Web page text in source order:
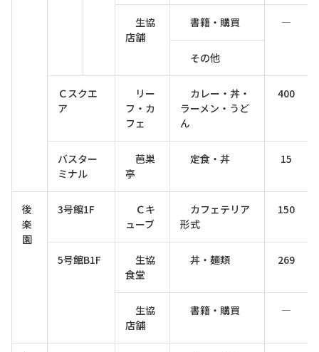
生協
店舗
書籍・購買 ―
その他
Ｃスクエ
ア
リー
フ・カ
フェ
カレー・丼・
ラーメン・うど
ん
400
バスター
ミナル
芭巣
亭
定食・丼 15
後
楽
園
3号館1F
Ｃキ
ューブ
カフェテリア
形式
150
5号館B1F
生協
食堂
丼・麺類 269
生協
店舗
書籍・購買 ―